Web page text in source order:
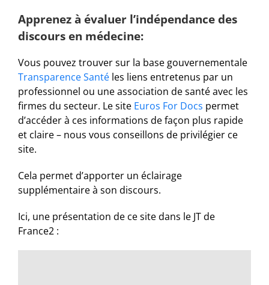
Apprenez à évaluer l’indépendance des
discours en médecine:
Vous pouvez trouver sur la base gouvernementale
Transparence Santé les liens entretenus par un
professionnel ou une association de santé avec les
firmes du secteur. Le site Euros For Docs permet
d’accéder à ces informations de façon plus rapide
et claire – nous vous conseillons de privilégier ce
site.
Cela permet d’apporter un éclairage
supplémentaire à son discours.
Ici, une présentation de ce site dans le JT de
France2 :